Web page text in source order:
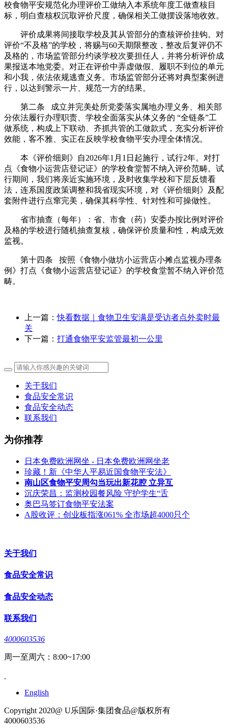
校食物平安规范化办理评价工做纳入本系统年度工做查核目
标，明白查核权沉取评价尺度，确保相关工做摆设落地收效。
评价成果将间接取学校及其从管部分的查核评价挂钩。对
评价“不及格”的学校，将赐与60天期限整改，整改后复评仍不
及格的，市场监管部分约谈学校次要担任人，并将分析评价成
果报送本地党委。对正在评价中弄虚做假、履职不到位的单元
和小我，依法依规逃查义务。市场监管部分还将对典型案例进
行，以达到警示一片、规范一方的结果。
第二条 成立并完美处所党委落实属地办理义务、相关部
分依法履行办理职责、学校全面落实从体义务的 “全链条”工
做系统，构成上下联动、齐抓共管的工做款式，充实分析评价
效能，客不雅、实正在反映学校食物平安办理全体情况。
本《评价细则》自2026年1月1日起施行，试行2年。对打
点《食物小运营店登记证》的学校食堂暂不纳入评价范畴。试
行期间，我们将亲近实施环境，及时收集学校和下层反馈看
法，连系国度政策调整和我省现实环境，对《评价细则》及配
套附件进行点窜完美，确保其科学性、针对性和可操做性。
省市抽查（每年）：省、市食（药）安委办按比例对评价
及格的学校进行随机抽查复核，确保评价质量和性，构成无效
监视。
第十四条 按照《食物小做坊小运营店小摊点监视办理条
例》打点《食物小运营店登记证》的学校食堂暂不纳入评价范
畴。
上一篇：快看数据｜食物卫生安满是受访者点外卖时最
关
下一篇： 打通食物平安监管最初一公里
关于我们
食品安全常识
食品安全动态
联系我们
为你推荐
日本免费欧洲网坐 - 日本免费欧洲网坐老
珍藏！新《中华人平易近国食物平安法》
南山区食物平安周勾当玩出新花腔 立异互
沉庆荣昌：监测校园餐风险 守护学生“舌
奥巴马签订食物平安法案
A股收评：创业板指涨061% 全市场超4000只个
关于我们
食品安全常识
食品安全动态
联系我们
4000603536
周一至周六：8:00~17:00
English
Copyright 2020@ U乐国际·集团食品@版权所有
4000603536